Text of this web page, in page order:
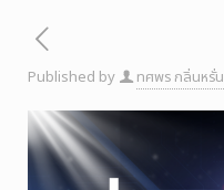
Published by ทศพร กลิ่นหรั่น